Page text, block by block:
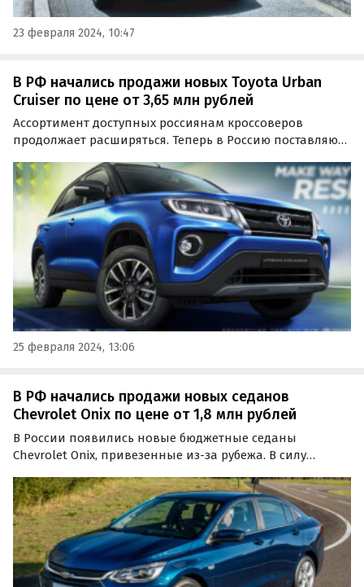
23 февраля 2024, 10:47
В РФ начались продажи новых Toyota Urban
Cruiser по цене от 3,65 млн рублей
Ассортимент доступных россиянам кроссоверов
продолжает расширяться. Теперь в Россию поставляют
аналогом и прямым конкурентом Hyundai Creta, пишут
«Автоновости дня».
25 февраля 2024, 13:06
В РФ начались продажи новых седанов
Chevrolet Onix по цене от 1,8 млн рублей
В России появились новые бюджетные седаны
Chevrolet Onix, привезенные из-за рубежа. В силу
одном из сайтов объявлений стартует от 1,8 млн рублей,
их можно рассматривать как аналог LADA Vesta и
других…